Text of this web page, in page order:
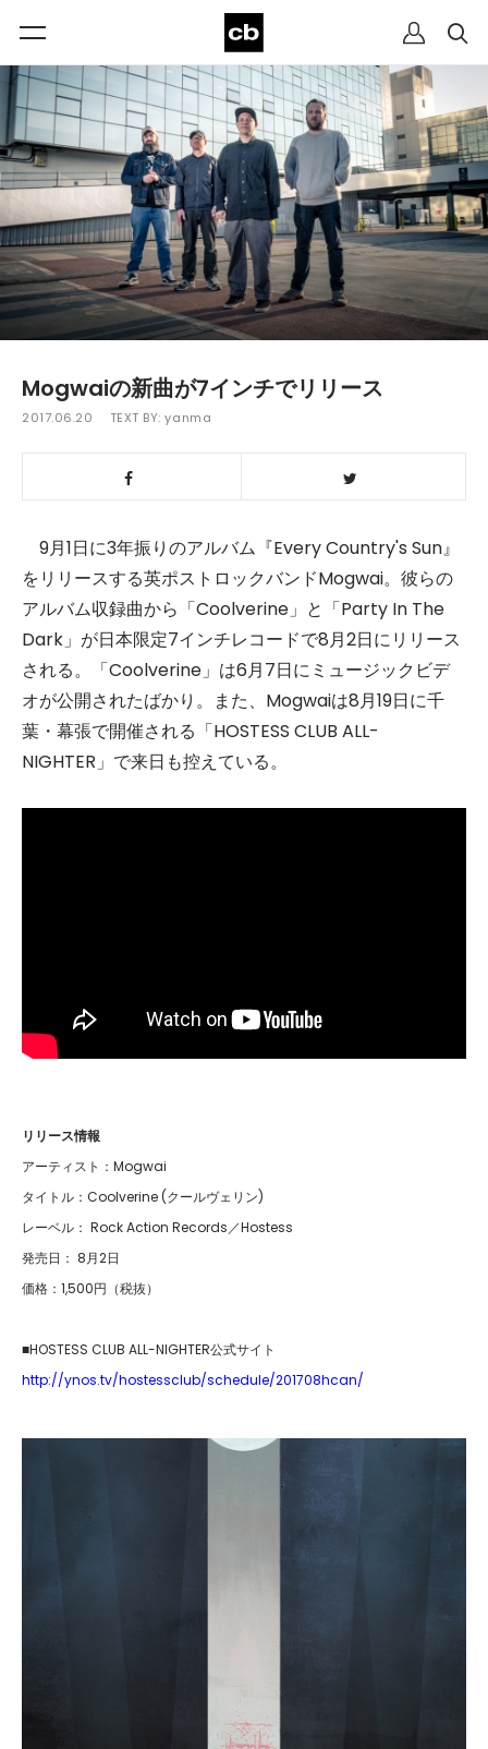
Mogwaiの新曲が7インチでリリース
2017.06.20 TEXT BY:yanma
9月1日に3年振りのアルバム『Every Country's Sun』
をリリースする英ポストロックバンドMogwai。彼らの
アルバム収録曲から「Coolverine」と「Party In The
Dark」が日本限定7インチレコードで8月2日にリリース
される。「Coolverine」は6月7日にミュージックビデ
オが公開されたばかり。また、Mogwaiは8月19日に千
葉・幕張で開催される「HOSTESS CLUB ALL-
NIGHTER」で来日も控えている。
リリース情報
アーティスト：Mogwai
タイトル：Coolverine (クールヴェリン)
レーベル： Rock Action Records／Hostess
発売日： 8月2日
価格：1,500円（税抜）
■HOSTESS CLUB ALL-NIGHTER公式サイト
http://ynos.tv/hostessclub/schedule/201708hcan/